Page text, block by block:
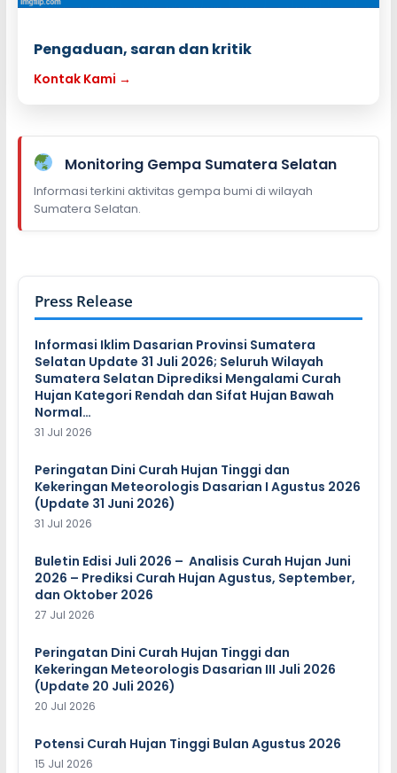
Pengaduan, saran dan kritik
Kontak Kami →
Monitoring Gempa Sumatera Selatan
Informasi terkini aktivitas gempa bumi di wilayah
Sumatera Selatan.
Press Release
Informasi Iklim Dasarian Provinsi Sumatera
Selatan Update 31 Juli 2026; Seluruh Wilayah
Sumatera Selatan Diprediksi Mengalami Curah
Hujan Kategori Rendah dan Sifat Hujan Bawah
Normal…
31 Jul 2026
Peringatan Dini Curah Hujan Tinggi dan
Kekeringan Meteorologis Dasarian I Agustus 2026
(Update 31 Juni 2026)
31 Jul 2026
Buletin Edisi Juli 2026 – Analisis Curah Hujan Juni
2026 – Prediksi Curah Hujan Agustus, September,
dan Oktober 2026
27 Jul 2026
Peringatan Dini Curah Hujan Tinggi dan
Kekeringan Meteorologis Dasarian III Juli 2026
(Update 20 Juli 2026)
20 Jul 2026
Potensi Curah Hujan Tinggi Bulan Agustus 2026
15 Jul 2026